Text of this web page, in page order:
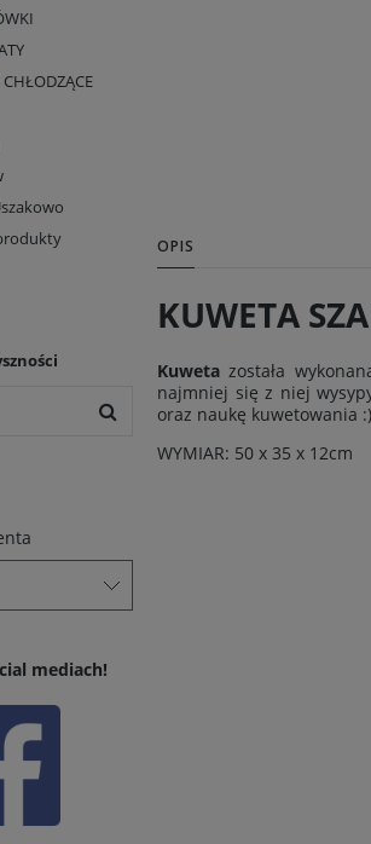
mediach!
OPIS
KUWETA
Kuweta została
najmniej się z niej
oraz naukę kuwetowania :)
WYMIAR: 50 x 35 x 12cm